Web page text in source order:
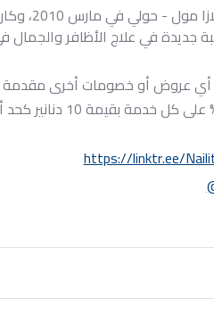
تم
جديدة في علاج الأظافر والجمال
عروض أو خصومات أخرى مقدمة
احصلي على خصم
https://linktr.ee/